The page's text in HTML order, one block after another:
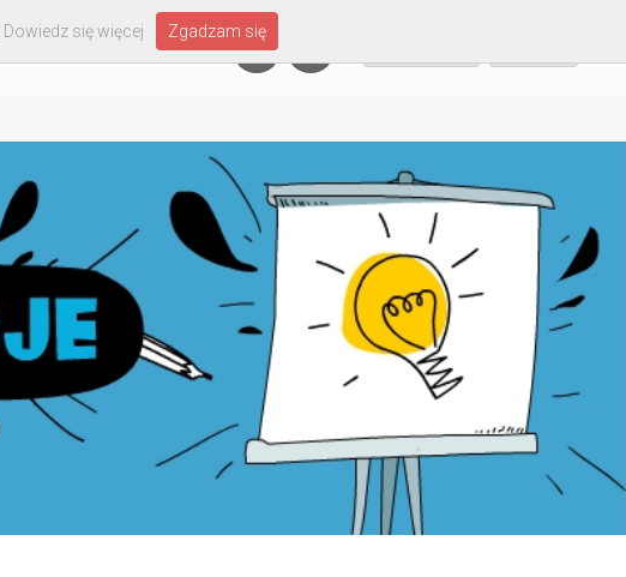
Dowiedz się więcej Zgadzam się